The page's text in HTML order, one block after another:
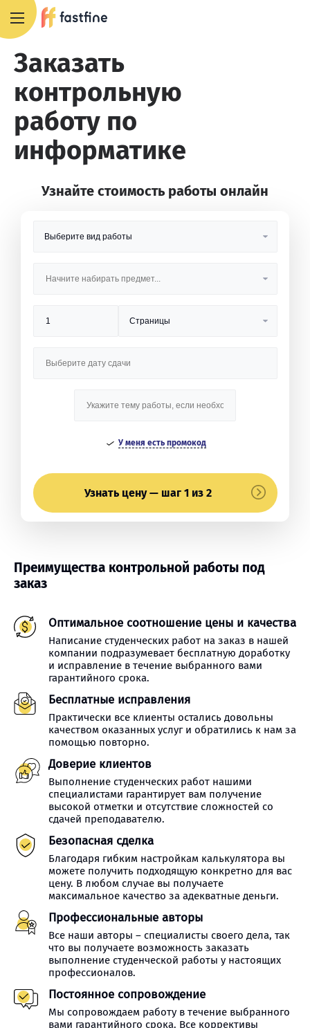
Заказать
контрольную
работу по
информатике
Узнайте стоимость работы онлайн
У меня есть промокод
Узнать цену — шаг 1 из 2
Преимущества контрольной работы под
заказ
Оптимальное соотношение цены и качества
Написание студенческих работ на заказ в нашей
компании подразумевает бесплатную доработку
и исправление в течение выбранного вами
гарантийного срока.
Бесплатные исправления
Практически все клиенты остались довольны
качеством оказанных услуг и обратились к нам за
помощью повторно.
Доверие клиентов
Выполнение студенческих работ нашими
специалистами гарантирует вам получение
высокой отметки и отсутствие сложностей со
сдачей преподавателю.
Безопасная сделка
Благодаря гибким настройкам калькулятора вы
можете получить подходящую конкретно для вас
цену. В любом случае вы получаете
максимальное качество за адекватные деньги.
Профессиональные авторы
Все наши авторы – специалисты своего дела, так
что вы получаете возможность заказать
выполнение студенческой работы у настоящих
профессионалов.
Постоянное сопровождение
Мы сопровождаем работу в течение выбранного
вами гарантийного срока. Все коррективы